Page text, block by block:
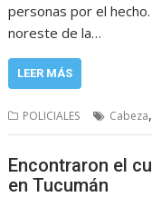
personas por el
noreste de la…
LEER MÁS
POLICIALES Cabeza
Encontraron el
en Tucumán